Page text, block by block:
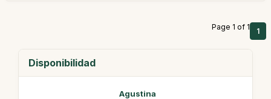
Page 1 of 1 1
Disponibilidad
Agustina